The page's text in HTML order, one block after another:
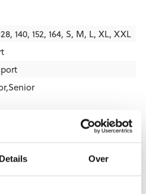
Details Over
2 werkdagen extra levertijd
140, 152, 164, S, M, L, XL, XXL